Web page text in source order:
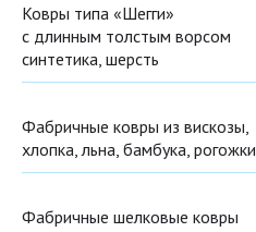
Ковры типа «Шегги»
с длинным толстым ворсом
синтетика, шерсть
Фабричные ковры из вискозы,
хлопка, льна, бамбука, рогожки
Фабричные шелковые ковры